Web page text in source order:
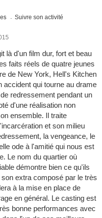
Suivre son activité
là d'un film dur, fort et beau
faits réels de quatre jeunes
de New York, Hell's Kitchen
accident qui tourne au drame
redressement pendant un
d'une réalisation non
ensemble. Il traite
et son milieu
la vengeance, le
ode à l'amitié qui nous est
Le nom du quartier où
démontre bien ce qu'ils
extra composé par le très
à la mise en place de
en général. Le casting est
bonne performances avec